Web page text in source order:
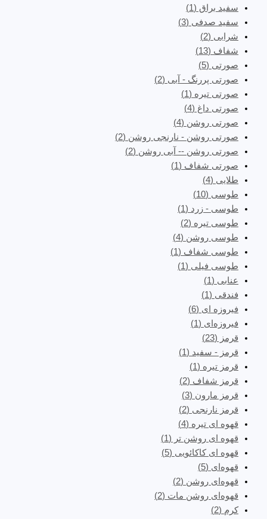
سفید براق (1)
سفید صدفی (3)
شرابی (2)
شفاف (13)
صورتی (5)
صورتی پررنگ - آبی (2)
صورتی تیره (1)
صورتی داغ (4)
صورتی روشن (4)
صورتی روشن - نارنجی روشن (2)
صورتی روشن -- آبی روشن (2)
صورتی شفاف (1)
طلایی (4)
طوسی (10)
طوسی - زرد (1)
طوسی تیره (2)
طوسی روشن (4)
طوسی شفاف (1)
طوسی فیلی (1)
عنابی (1)
فندقی (1)
فیروزه ای (6)
فیروزه‌ای (1)
قرمز (23)
قرمز - سفید (1)
قرمز تیره (1)
قرمز شفاف (2)
قرمز مارون (3)
قرمز نارنجی (2)
قهوه ای تیره (4)
قهوه ای روشن تر (1)
قهوه ای کاکائویی (5)
قهوه‌ای (5)
قهوه‌ای روشن (2)
قهوه‌ای روشن مات (2)
کرم (2)